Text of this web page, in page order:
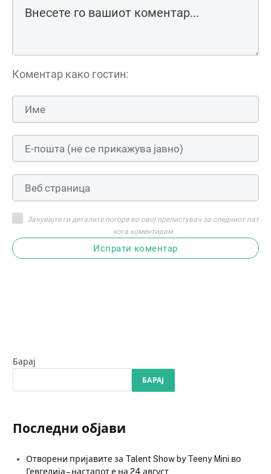
Коментар како гостин:
Зачувајте ги деталите погоре во овој прелистувач за следниот пат
кога коментирам
Испрати коментар
Барај
БАРАЈ
Последни објави
Отворени пријавите за Talent Show by Teeny Mini во
Гевгелија – настапот е на 24 август